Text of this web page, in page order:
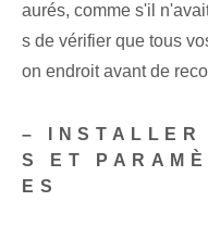
aurés, comme s'il
s de vérifier que tous
on endroit avant de
– INSTALLER
S ET
ES